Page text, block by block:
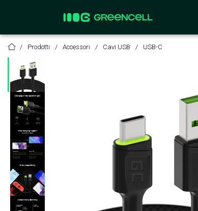
Prodotti Accessori Cavi USB USB-C